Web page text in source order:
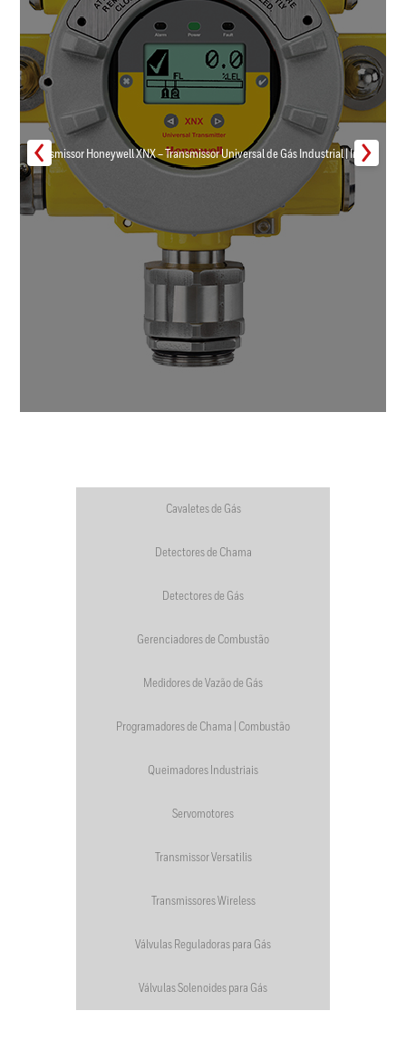
Transmissor Honeywell XNX – Transmissor Universal de Gás Industrial | Inmar
Cavaletes de Gás
Detectores de Chama
Detectores de Gás
Gerenciadores de Combustão
Medidores de Vazão de Gás
Programadores de Chama | Combustão
Queimadores Industriais
Servomotores
Transmissor Versatilis
Transmissores Wireless
Válvulas Reguladoras para Gás
Válvulas Solenoides para Gás